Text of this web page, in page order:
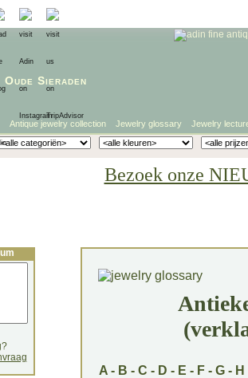
Oude Sieraden
Antique jewelry collection Jewelry glossary Jewelry
Bezoek onze
A - B - C - D - E - F - G - H